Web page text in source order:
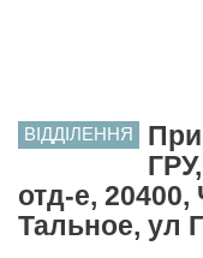
ВІДДІЛЕННЯ
отд-е, 20400,
Тальное, ул